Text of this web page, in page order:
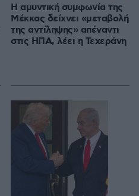
Η αμυντική συμφωνία της
Μέκκας δείχνει «μεταβολή
της αντίληψης» απέναντι
στις ΗΠΑ, λέει η Τεχεράνη